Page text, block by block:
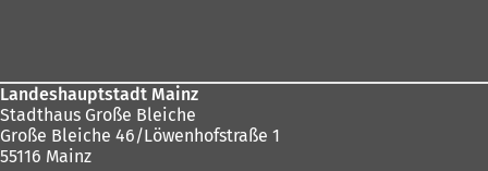
Landeshauptstadt Mainz
Stadthaus Große Bleiche
Große Bleiche 46/Löwenhofstraße 1
55116 Mainz